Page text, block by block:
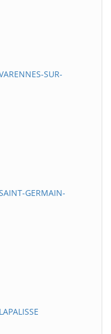
SUR-
GERMAIN-